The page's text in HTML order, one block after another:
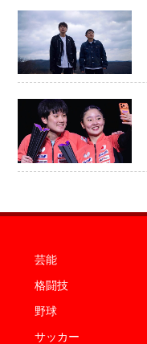
芸能
格闘技
野球
サッカー